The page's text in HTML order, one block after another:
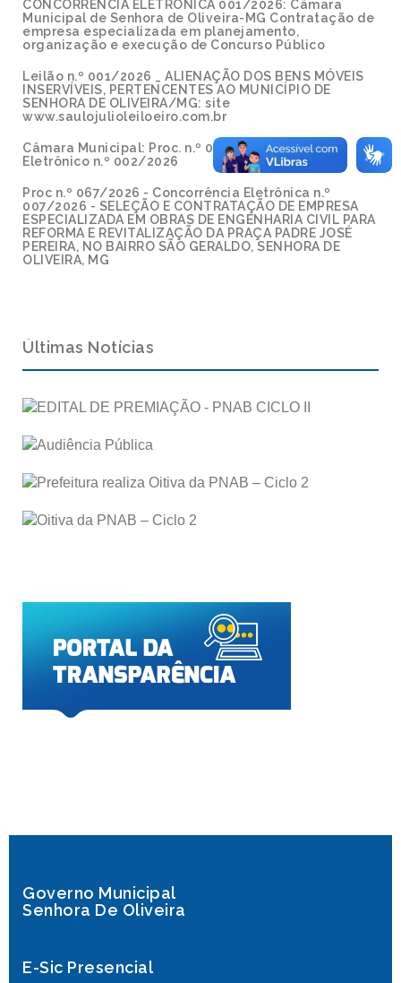
CONCORRÊNCIA ELETRÔNICA 001/2026: Câmara
Municipal de Senhora de Oliveira-MG Contratação de
empresa especializada em planejamento,
organização e execução de Concurso Público
Leilão n.º 001/2026 _ ALIENAÇÃO DOS BENS MÓVEIS
INSERVÍVEIS, PERTENCENTES AO MUNICÍPIO DE
SENHORA DE OLIVEIRA/MG: site
www.saulojulioleiloeiro.com.br
Câmara Municipal: Proc. n.º 002/2026 - Pregão
Eletrônico n.º 002/2026
Proc n.º 067/2026 - Concorrência Eletrônica n.º
007/2026 - SELEÇÃO E CONTRATAÇÃO DE EMPRESA
ESPECIALIZADA EM OBRAS DE ENGENHARIA CIVIL PARA
REFORMA E REVITALIZAÇÃO DA PRAÇA PADRE JOSÉ
PEREIRA, NO BAIRRO SÃO GERALDO, SENHORA DE
OLIVEIRA, MG
Últimas Notícias
Governo Municipal
Senhora De Oliveira
E-Sic Presencial